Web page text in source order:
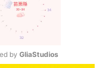
by GliaStudios